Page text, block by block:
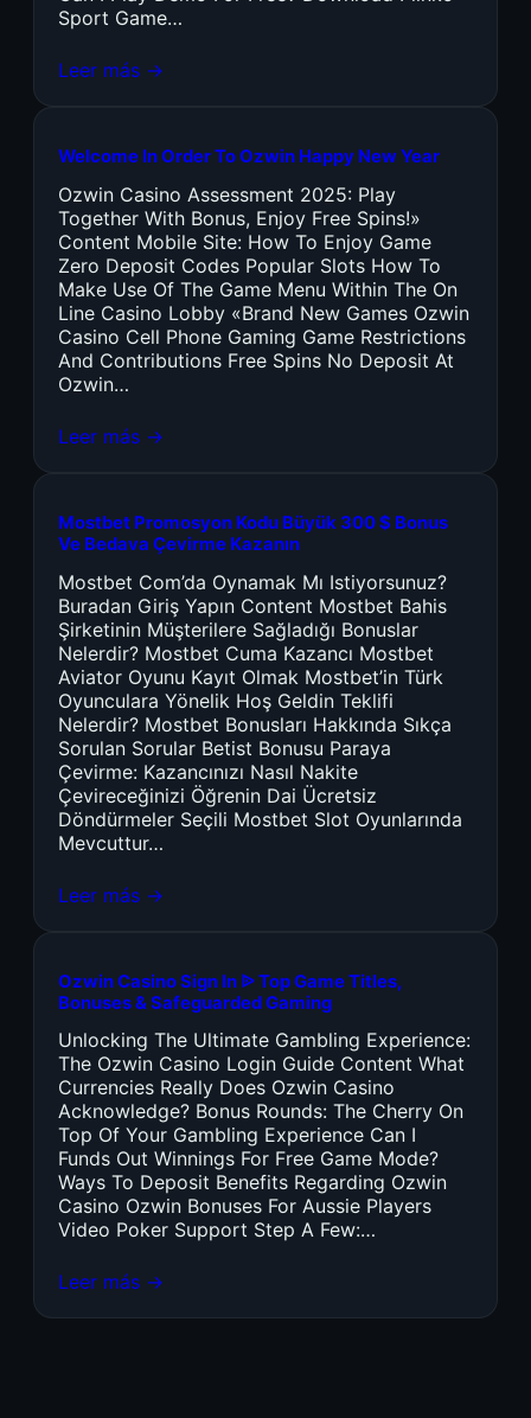
Sport Game…
Leer más →
Welcome In Order To Ozwin Happy New Year
Ozwin Casino Assessment 2025: Play
Together With Bonus, Enjoy Free Spins!»
Content Mobile Site: How To Enjoy Game
Zero Deposit Codes Popular Slots How To
Make Use Of The Game Menu Within The On
Line Casino Lobby «Brand New Games Ozwin
Casino Cell Phone Gaming Game Restrictions
And Contributions Free Spins No Deposit At
Ozwin…
Leer más →
Mostbet Promosyon Kodu Büyük 300 $ Bonus
Ve Bedava Çevirme Kazanın
Mostbet Com’da Oynamak Mı Istiyorsunuz?
Buradan Giriş Yapın Content Mostbet Bahis
Şirketinin Müşterilere Sağladığı Bonuslar
Nelerdir? Mostbet Cuma Kazancı Mostbet
Aviator Oyunu Kayıt Olmak Mostbet’in Türk
Oyunculara Yönelik Hoş Geldin Teklifi
Nelerdir? Mostbet Bonusları Hakkında Sıkça
Sorulan Sorular Betist Bonusu Paraya
Çevirme: Kazancınızı Nasıl Nakite
Çevireceğinizi Öğrenin Dai Ücretsiz
Döndürmeler Seçili Mostbet Slot Oyunlarında
Mevcuttur…
Leer más →
Ozwin Casino Sign In ᐉ Top Game Titles,
Bonuses & Safeguarded Gaming
Unlocking The Ultimate Gambling Experience:
The Ozwin Casino Login Guide Content What
Currencies Really Does Ozwin Casino
Acknowledge? Bonus Rounds: The Cherry On
Top Of Your Gambling Experience Can I
Funds Out Winnings For Free Game Mode?
Ways To Deposit Benefits Regarding Ozwin
Casino Ozwin Bonuses For Aussie Players
Video Poker Support Step A Few:…
Leer más →